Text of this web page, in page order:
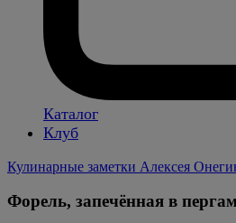
Каталог
Клуб
Кулинарные заметки Алексея
Форель, запечённая в